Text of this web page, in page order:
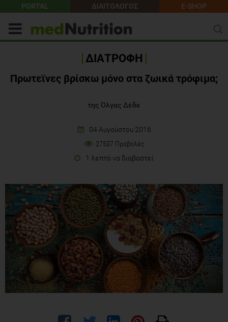
PORTAL ΔΙΑΙΤΟΛΟΓΟΣ E-SHOP
ΔΙΑΤΡΟΦΗ
Πρωτεϊνες βρίσκω μόνο στα ζωικά τρόφιμα;
της Όλγας Δέδε
04 Αυγούστου 2016
27507 Προβολές
1 λεπτό να διαβαστεί